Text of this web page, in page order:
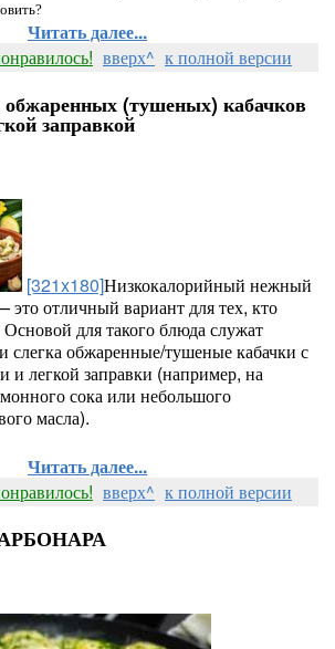
Читать далее...
вверх^ к полной версии
обжаренных (тушеных) кабачков
заправкой
[321x180]Низкокалорийный нежный
это отличный вариант для тех, кто
для такого блюда служат
обжаренные/тушеные кабачки с
и легкой заправки (например, на
сока или небольшого
масла).
Читать далее...
вверх^ к полной версии